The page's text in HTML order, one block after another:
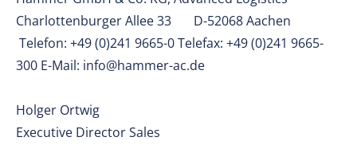
Charlottenburger Allee 33 D-52068 Aachen
Telefon: +49 (0)241 9665-0 Telefax: +49 (0)241 9665-
300 E-Mail: info@hammer-ac.de
Holger Ortwig
Executive Director Sales